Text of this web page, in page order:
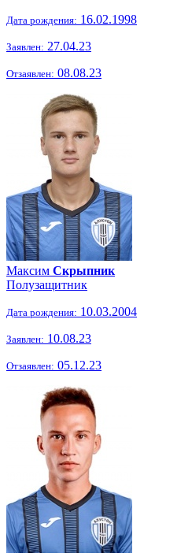
Дата рождения: 16.02.1998
Заявлен: 27.04.23
Отзаявлен: 08.08.23
Максим Скрыпник
Полузащитник
Дата рождения: 10.03.2004
Заявлен: 10.08.23
Отзаявлен: 05.12.23